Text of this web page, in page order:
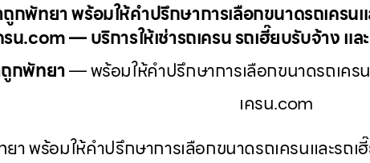
ถูกพัทยา พร้อมให้คำปรึกษาการเลือกขนาดรถเคร
รน.com — บริการให้เช่ารถเครน รถเฮี๊ยบรับจ้าง แ
ถูกพัทยา— พร้อมให้คำปรึกษาการเลือกขนาดรถเคร
เครน.com
า พร้อมให้คำปรึกษาการเลือกขนาดรถเครนและรถ